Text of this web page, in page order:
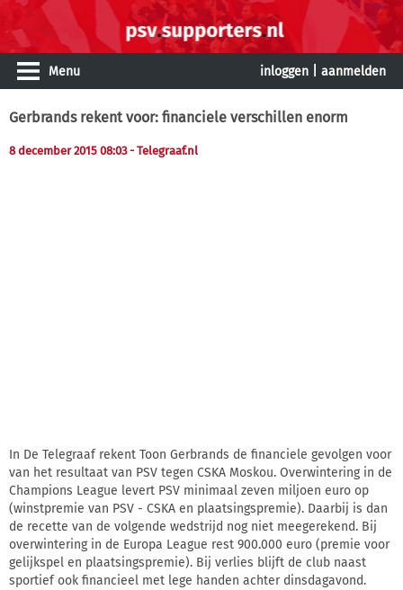
Menu inloggen aanmelden
Gerbrands rekent voor: financiele verschillen enorm
8 december 2015 08:03- Telegraaf.nl
In De Telegraaf rekent Toon Gerbrands de financiele gevolgen voor
van het resultaat van PSV tegen CSKA Moskou. Overwintering in de
Champions League levert PSV minimaal zeven miljoen euro op
(winstpremie van PSV - CSKA en plaatsingspremie). Daarbij is dan
de recette van de volgende wedstrijd nog niet meegerekend. Bij
overwintering in de Europa League rest 900.000 euro (premie voor
gelijkspel en plaatsingspremie). Bij verlies blijft de club naast
sportief ook financieel met lege handen achter dinsdagavond.